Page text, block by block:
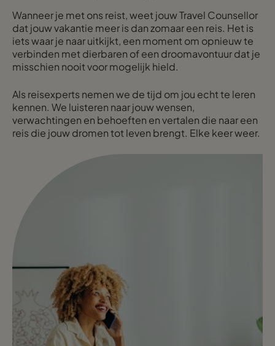
Wanneer je met ons reist, weet jouw Travel Counsellor
dat jouw vakantie meer is dan zomaar een reis. Het is
iets waar je naar uitkijkt, een moment om opnieuw te
verbinden met dierbaren of een droomavontuur dat je
misschien nooit voor mogelijk hield.
Als reisexperts nemen we de tijd om jou echt te leren
kennen. We luisteren naar jouw wensen,
verwachtingen en behoeften en vertalen die naar een
reis die jouw dromen tot leven brengt. Elke keer weer.